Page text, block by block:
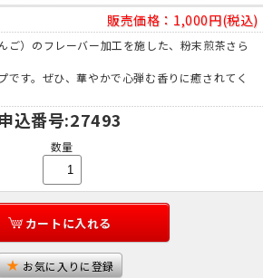
販売価格： 1,000円(税込)
ご）のフレーバー加工を施した、粉末煎茶さら
です。ぜひ、華やかで心弾む香りに癒されてく
込番号:27493
数量
カートに入れる
お気に入りに登録